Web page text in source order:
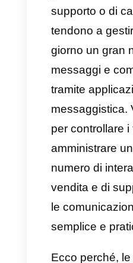
Analisi e
Tutte
aiutano le
quotidiana
app di
WhatsApp